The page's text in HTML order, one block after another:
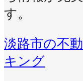
す。
淡路市の不
キング